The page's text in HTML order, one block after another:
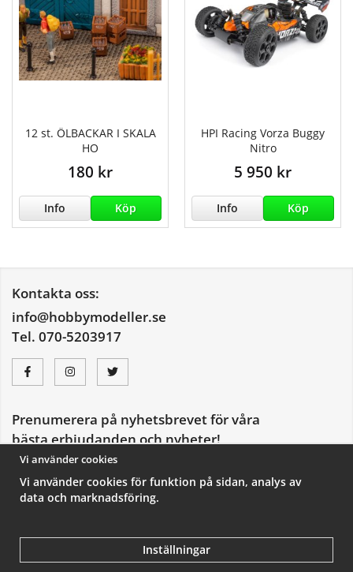
12 st. ÖLBACKAR I SKALA
HO
180 kr
Info Köp
HPI Racing Vorza Buggy
Nitro
5 950 kr
Info Köp
Kontakta oss:
info@hobbymodeller.se
Tel. 070-5203917
Prenumerera på nyhetsbrevet för våra
bästa erbjudanden och nyheter!
E-
postadress
De uppgifter du matar in kommer endast användas till våra nyhetsbrev.
Vi använder cookies
Vi använder cookies för funktion på sidan, analys av
data och marknadsföring.
Inställningar